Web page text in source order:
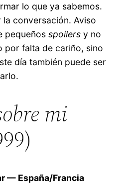
lo que ya sabemos.
conversación. Aviso
pequeñosspoilers y no
por falta de cariño, sino
día también puede ser
mi
— España/Francia